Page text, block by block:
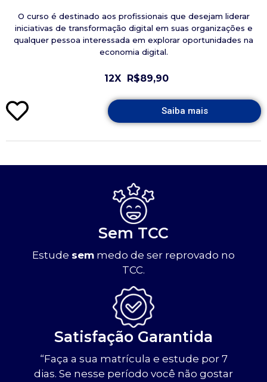
O curso é destinado aos profissionais que desejam liderar
iniciativas de transformação digital em suas organizações e
qualquer pessoa interessada em explorar oportunidades na
economia digital.
12X R$89,90
Saiba mais
Sem TCC
Estude sem medo de ser reprovado no
TCC.
Satisfação Garantida
“Faça a sua matrícula e estude por 7
dias. Se nesse período você não gostar